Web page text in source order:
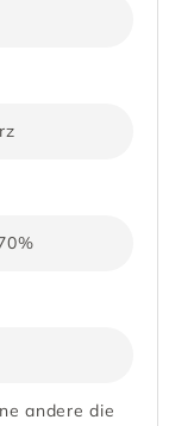
andere die